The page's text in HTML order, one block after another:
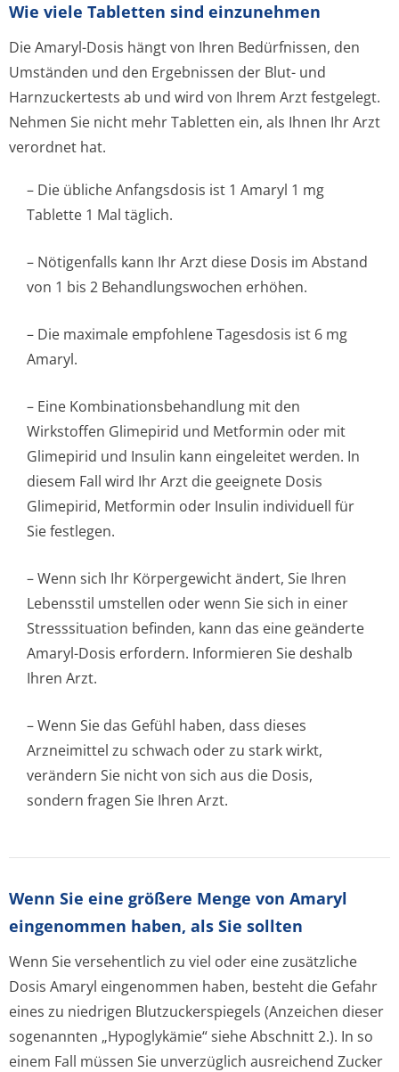
Wie viele Tabletten sind einzunehmen
Die Amaryl-Dosis hängt von Ihren Bedürfnissen, den
Umständen und den Ergebnissen der Blut- und
Harnzuckertests ab und wird von Ihrem Arzt festgelegt.
Nehmen Sie nicht mehr Tabletten ein, als Ihnen Ihr Arzt
verordnet hat.
– Die übliche Anfangsdosis ist 1 Amaryl 1 mg
Tablette 1 Mal täglich.
– Nötigenfalls kann Ihr Arzt diese Dosis im Abstand
von 1 bis 2 Behandlungswochen erhöhen.
– Die maximale empfohlene Tagesdosis ist 6 mg
Amaryl.
– Eine Kombinationsbe­handlung mit den
Wirkstoffen Glimepirid und Metformin oder mit
Glimepirid und Insulin kann eingeleitet werden. In
diesem Fall wird Ihr Arzt die geeignete Dosis
Glimepirid, Metformin oder Insulin individuell für
Sie festlegen.
– Wenn sich Ihr Körpergewicht ändert, Sie Ihren
Lebensstil umstellen oder wenn Sie sich in einer
Stresssituation befinden, kann das eine geänderte
Amaryl-Dosis erfordern. Informieren Sie deshalb
Ihren Arzt.
– Wenn Sie das Gefühl haben, dass dieses
Arzneimittel zu schwach oder zu stark wirkt,
verändern Sie nicht von sich aus die Dosis,
sondern fragen Sie Ihren Arzt.
Wenn Sie eine größere Menge von Amaryl
eingenommen haben, als Sie sollten
Wenn Sie versehentlich zu viel oder eine zusätzliche
Dosis Amaryl eingenommen haben, besteht die Gefahr
eines zu niedrigen Blutzuckerspiegels (Anzeichen dieser
sogenannten „Hypoglykämie“ siehe Abschnitt 2.). In so
einem Fall müssen Sie unverzüglich ausreichend Zucker